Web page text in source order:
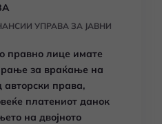
УПРАВА ЗА ЈАВНИ
правно лице имате
за враќање на
права,
платениот данок
на двојното